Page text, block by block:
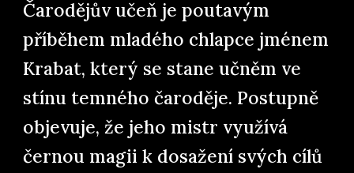
Čarodějův učeň je poutavým
příběhem mladého chlapce jménem
Krabat, který se stane učněm ve
stínu temného čaroděje. Postupně
objevuje, že jeho mistr využívá
černou magii k dosažení svých cílů